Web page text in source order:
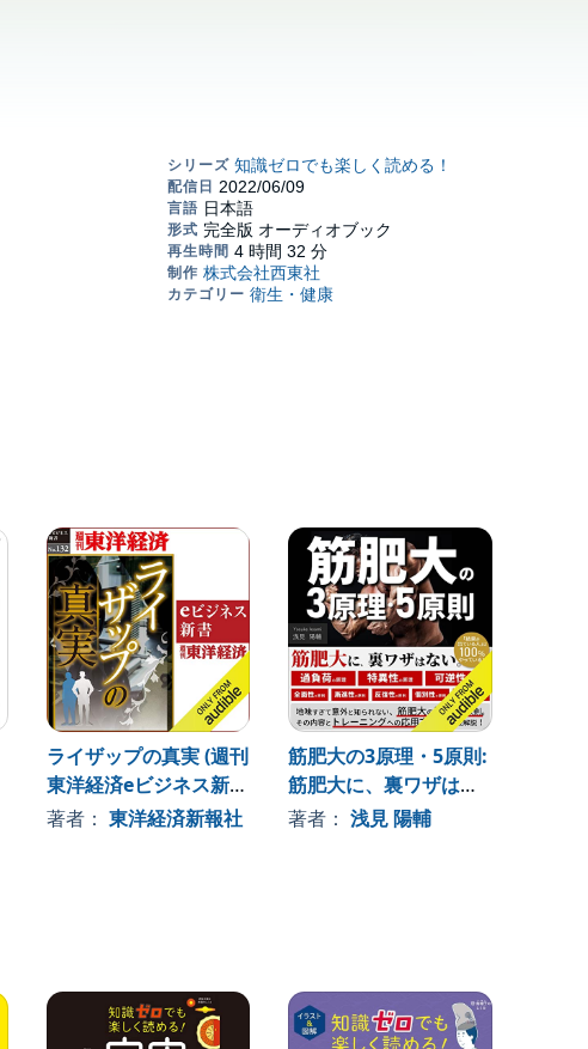
ライザップの真実 (週刊
東洋経済eビジネス新書
No.132)
著者： 東洋経済新報社
筋肥大の3原理・5原則:
筋肥大に、裏ワザはな
い。
著者：浅見 陽輔